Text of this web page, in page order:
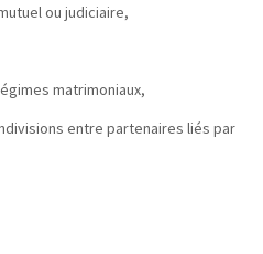
ou judiciaire,
matrimoniaux,
entre partenaires liés par